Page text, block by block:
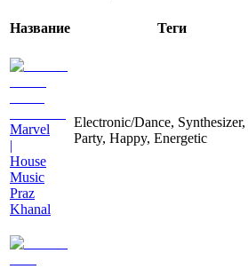
Название Теги
Marvel
|
House
Music
Praz
Khanal
Electronic/Dance, Synthesizer,
Party, Happy, Energetic